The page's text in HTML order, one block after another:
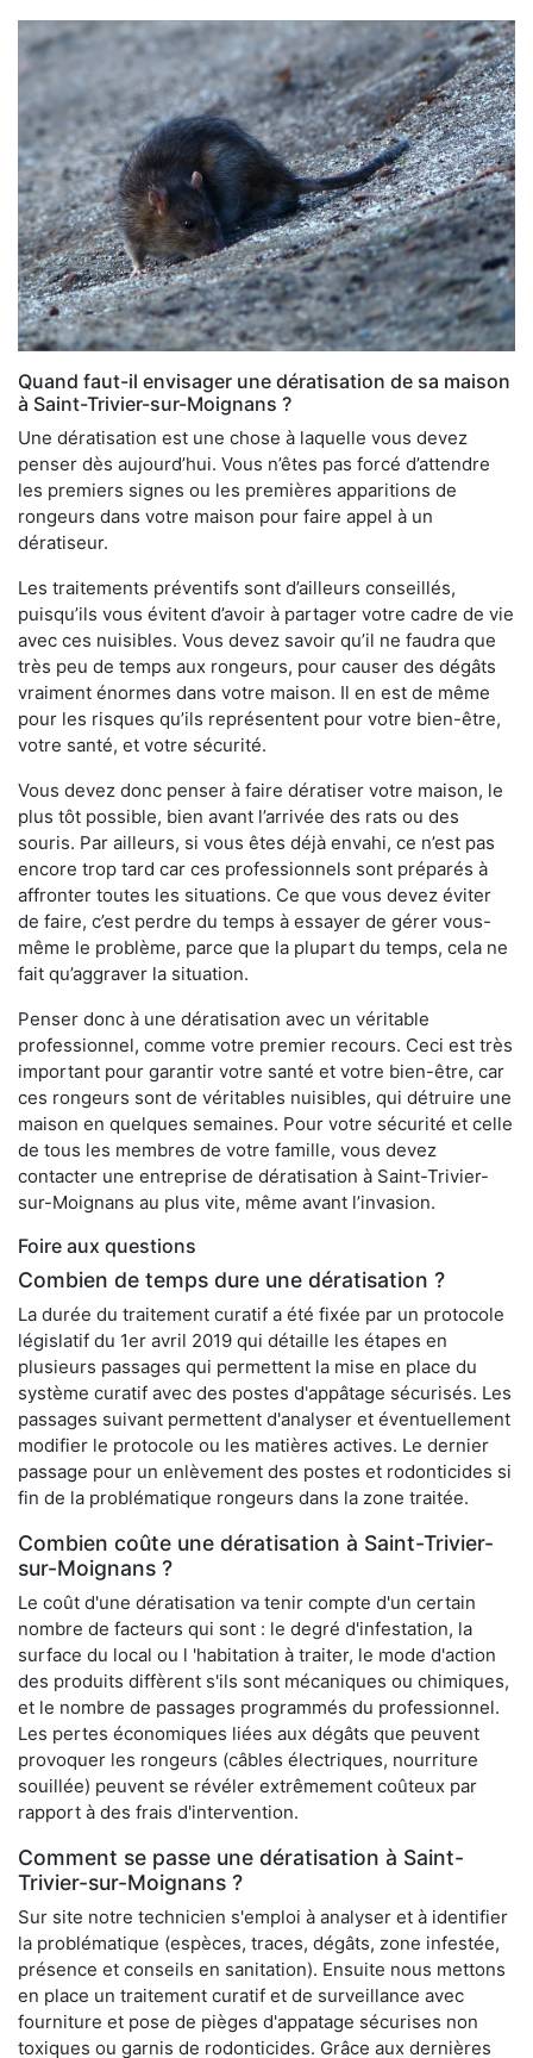
Quand faut-il envisager une dératisation de sa maison
à Saint-Trivier-sur-Moignans ?
Une dératisation est une chose à laquelle vous devez
penser dès aujourd’hui. Vous n’êtes pas forcé d’attendre
les premiers signes ou les premières apparitions de
rongeurs dans votre maison pour faire appel à un
dératiseur.
Les traitements préventifs sont d’ailleurs conseillés,
puisqu’ils vous évitent d’avoir à partager votre cadre de vie
avec ces nuisibles. Vous devez savoir qu’il ne faudra que
très peu de temps aux rongeurs, pour causer des dégâts
vraiment énormes dans votre maison. Il en est de même
pour les risques qu’ils représentent pour votre bien-être,
votre santé, et votre sécurité.
Vous devez donc penser à faire dératiser votre maison, le
plus tôt possible, bien avant l’arrivée des rats ou des
souris. Par ailleurs, si vous êtes déjà envahi, ce n’est pas
encore trop tard car ces professionnels sont préparés à
affronter toutes les situations. Ce que vous devez éviter
de faire, c’est perdre du temps à essayer de gérer vous-
même le problème, parce que la plupart du temps, cela ne
fait qu’aggraver la situation.
Penser donc à une dératisation avec un véritable
professionnel, comme votre premier recours. Ceci est très
important pour garantir votre santé et votre bien-être, car
ces rongeurs sont de véritables nuisibles, qui détruire une
maison en quelques semaines. Pour votre sécurité et celle
de tous les membres de votre famille, vous devez
contacter une entreprise de dératisation à Saint-Trivier-
sur-Moignans au plus vite, même avant l’invasion.
Foire aux questions
Combien de temps dure une dératisation ?
La durée du traitement curatif a été fixée par un protocole
législatif du 1er avril 2019 qui détaille les étapes en
plusieurs passages qui permettent la mise en place du
système curatif avec des postes d'appâtage sécurisés. Les
passages suivant permettent d'analyser et éventuellement
modifier le protocole ou les matières actives. Le dernier
passage pour un enlèvement des postes et rodonticides si
fin de la problématique rongeurs dans la zone traitée.
Combien coûte une dératisation à Saint-Trivier-
sur-Moignans ?
Le coût d'une dératisation va tenir compte d'un certain
nombre de facteurs qui sont : le degré d'infestation, la
surface du local ou l 'habitation à traiter, le mode d'action
des produits diffèrent s'ils sont mécaniques ou chimiques,
et le nombre de passages programmés du professionnel.
Les pertes économiques liées aux dégâts que peuvent
provoquer les rongeurs (câbles électriques, nourriture
souillée) peuvent se révéler extrêmement coûteux par
rapport à des frais d'intervention.
Comment se passe une dératisation à Saint-
Trivier-sur-Moignans ?
Sur site notre technicien s'emploi à analyser et à identifier
la problématique (espèces, traces, dégâts, zone infestée,
présence et conseils en sanitation). Ensuite nous mettons
en place un traitement curatif et de surveillance avec
fourniture et pose de pièges d'appatage sécurises non
toxiques ou garnis de rodonticides. Grâce aux dernières